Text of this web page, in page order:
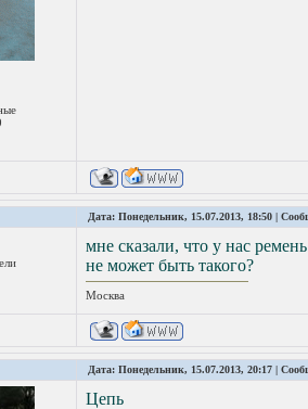
Дата: Понедельник, 15.07.2013, 18:50 |
мне сказали, что у нас
не может быть такого?
Москва
Дата: Понедельник, 15.07.2013, 20:17 |
Цепь